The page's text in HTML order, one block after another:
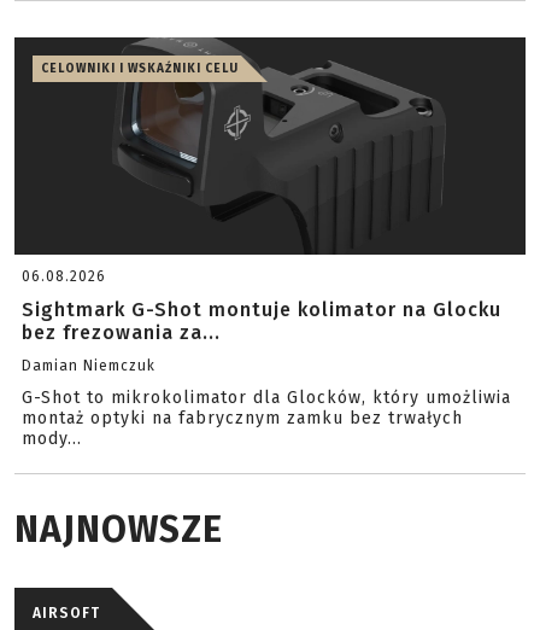
CELOWNIKI I WSKAŹNIKI CELU
06.08.2026
Sightmark G-Shot montuje kolimator na Glocku
bez frezowania za...
Damian Niemczuk
G-Shot to mikrokolimator dla Glocków, który umożliwia
montaż optyki na fabrycznym zamku bez trwałych
mody...
NAJNOWSZE
AIRSOFT